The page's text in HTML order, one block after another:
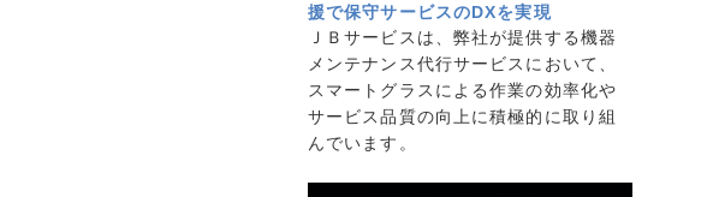
援で保守サービスのDXを実現
ＪＢサービスは、弊社が提供する機器
メンテナンス代行サービスにおいて、
スマートグラスによる作業の効率化や
サービス品質の向上に積極的に取り組
んでいます。